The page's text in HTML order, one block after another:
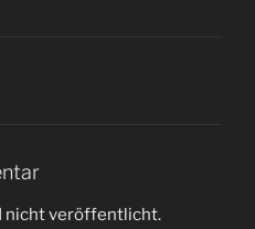
nicht veröffentlicht.